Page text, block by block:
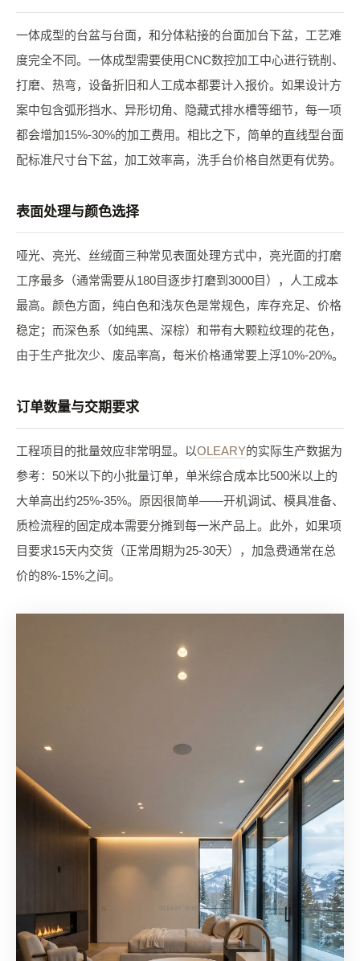
一体成型的台盆与台面，和分体粘接的台面加台下盆，工艺难
度完全不同。一体成型需要使用CNC数控加工中心进行铣削、
打磨、热弯，设备折旧和人工成本都要计入报价。如果设计方
案中包含弧形挡水、异形切角、隐藏式排水槽等细节，每一项
都会增加15%-30%的加工费用。相比之下，简单的直线型台面
配标准尺寸台下盆，加工效率高，洗手台价格自然更有优势。
表面处理与颜色选择
哑光、亮光、丝绒面三种常见表面处理方式中，亮光面的打磨
工序最多（通常需要从180目逐步打磨到3000目），人工成本
最高。颜色方面，纯白色和浅灰色是常规色，库存充足、价格
稳定；而深色系（如纯黑、深棕）和带有大颗粒纹理的花色，
由于生产批次少、废品率高，每米价格通常要上浮10%-20%。
订单数量与交期要求
工程项目的批量效应非常明显。以OLEARY的实际生产数据为
参考：50米以下的小批量订单，单米综合成本比500米以上的
大单高出约25%-35%。原因很简单——开机调试、模具准备、
质检流程的固定成本需要分摊到每一米产品上。此外，如果项
目要求15天内交货（正常周期为25-30天），加急费通常在总
价的8%-15%之间。